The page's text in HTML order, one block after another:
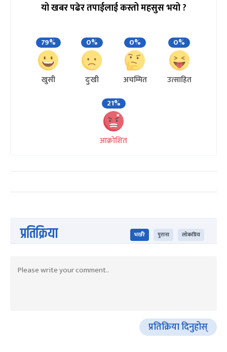
यो खबर पढेर तपाईलाई कस्तो महसुस भयो ?
79%
खुसी
0%
दुःखी
0%
अचम्मित
0%
उत्साहित
21%
आक्रोशित
प्रतिक्रिया भर्खरै पुराना लोकप्रिय
प्रतिक्रिया दिनुहोस्